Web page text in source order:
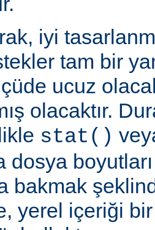
iyi
tam bir
ucuz
olacaktır.
stat()
dosya
bakmak
yerel içeriği bir